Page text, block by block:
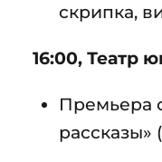
скрипка,
16:00, Театр
Премьера
рассказы»